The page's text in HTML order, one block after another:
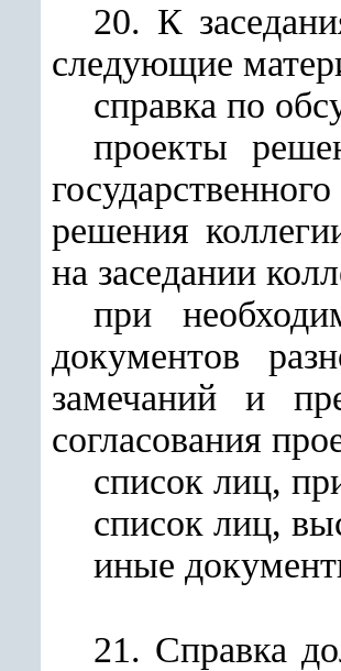
20. К
следующие
справка по
проекты
решения
на заседании
при
документов
замечаний и
согласования
список лиц,
список лиц,
иные
21. Справка